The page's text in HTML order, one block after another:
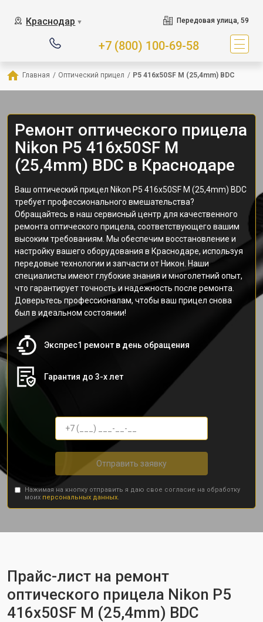
Краснодар ▼ Передовая улица, 59
+7 (800) 100-69-58
Главная / Оптический прицел / P5 416x50SF M (25,4mm) BDC
Ремонт оптического прицела
Nikon P5 416x50SF M
(25,4mm) BDC в Краснодаре
Ваш оптический прицел Nikon P5 416x50SF M (25,4mm) BDC
требует профессионального вмешательства?
Обращайтесь в наш сервисный центр для качественного
ремонта оптического прицела, соответствующего вашим
высоким требованиям. Мы обеспечим восстановление и
настройку вашего оборудования в Краснодаре, используя
передовые технологии и запчасти от Никон. Наши
специалисты имеют глубокие знания и многолетний опыт,
что гарантирует точность и надежность после ремонта.
Доверьтесь профессионалам, чтобы ваш прицел снова
был в идеальном состоянии!
Экспрес1 ремонт в день обращения
Гарантия до 3-х лет
Отправить заявку
Нажимая на кнопку отправить я даю свое согласие на обработку
моих персональных данных.
Прайс-лист на ремонт
оптического прицела Nikon P5
416x50SF M (25,4mm) BDC